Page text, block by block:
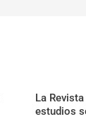
La
estudios